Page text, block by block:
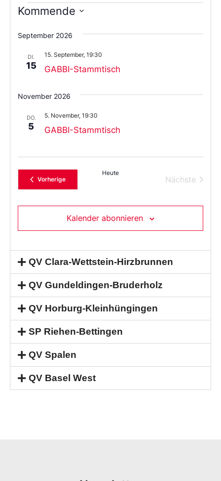
Kommende
Sie
das
aus.
September 2026
DI.
15 GABBI-Stammtisch
15. September, 19:30
November 2026
DO.
5 GABBI-Stammtisch
5. November, 19:30
VorherigeVeranstaltungen
Heute
Nächste
Kalender abonnieren
QV Clara-Wettstein-Hirzbrunnen
QV Gundeldingen-Bruderholz
QV Horburg-Kleinhüngingen
SP Riehen-Bettingen
QV Spalen
QV Basel West